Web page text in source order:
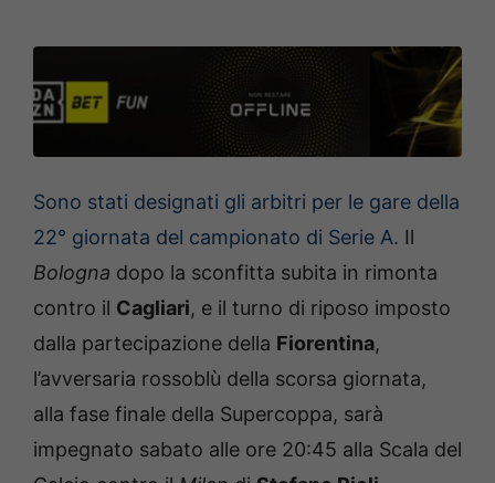
Sono stati designati gli arbitri per le gare della
22° giornata del campionato di Serie A. Il
Bologna dopo la sconfitta subita in rimonta
contro il Cagliari, e il turno di riposo imposto
dalla partecipazione della Fiorentina,
l’avversaria rossoblù della scorsa giornata,
alla fase finale della Supercoppa, sarà
impegnato sabato alle ore 20:45 alla Scala del